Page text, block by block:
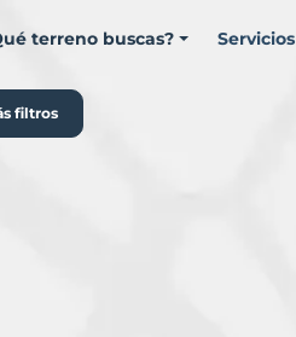
terreno buscas? Servicios
filtros